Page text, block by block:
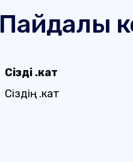
Пайдалы
Сіздің .кат
Сіздің .кат